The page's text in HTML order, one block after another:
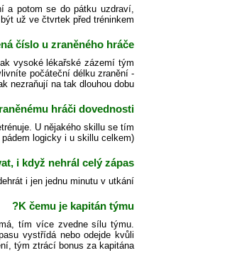
a potom se do pátku uzdraví,
už ve čtvrtek před tréninkem.
číslo u zraněného hráče?
vysoké lékařské zázemí tým
počáteční délku zranění -
nezraňují na tak dlouhou dobu.
hráči dovednosti?
U nějakého skillu se tím
logicky i u skillu celkem).
i když nehrál celý zápas?
i jen jednu minutu v utkání.
K čemu je kapitán týmu?
tím více zvedne sílu týmu.
vystřídá nebo odejde kvůli
tým ztrácí bonus za kapitána.